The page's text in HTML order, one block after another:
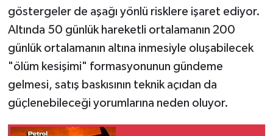
göstergeler de aşağı yönlü risklere işaret ediyor.
Altında 50 günlük hareketli ortalamanın 200
günlük ortalamanın altına inmesiyle oluşabilecek
"ölüm kesişimi" formasyonunun gündeme
gelmesi, satış baskısının teknik açıdan da
güçlenebileceği yorumlarına neden oluyor.